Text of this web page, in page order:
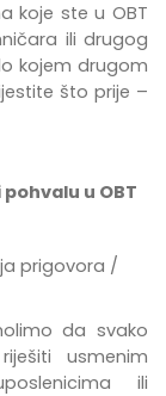
koje ste u OBT
ili drugog
kojem drugom
što prije –
u OBT
prigovora /
da svako
usmenim
ili